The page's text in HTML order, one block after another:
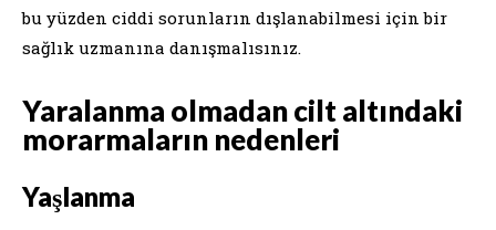
bu yüzden ciddi sorunların dışlanabilmesi için bir
sağlık uzmanına danışmalısınız.
Yaralanma olmadan cilt altındaki
morarmaların nedenleri
Yaşlanma